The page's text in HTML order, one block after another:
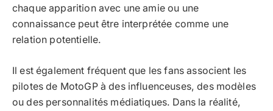
chaque apparition avec une amie ou une
connaissance peut être interprétée comme une
relation potentielle.
Il est également fréquent que les fans associent les
pilotes de MotoGP à des influenceuses, des modèles
ou des personnalités médiatiques. Dans la réalité,